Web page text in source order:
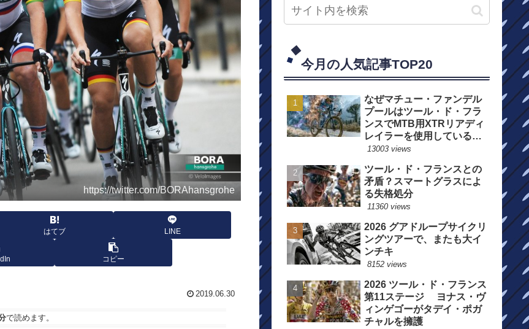
https://twitter.com/BORAhansgrohe
はてブ LINE
コピー
2019.06.30
で読めます。
今月の人気記事TOP20
なぜマチュー・ファンデル
プールはツール・ド・フラ
ンスでMTB用XTRリアディ
レイラーを使用しているの
か？
13003 views
ツール・ド・フランスとの
矛盾？スマートグラスによ
る失格処分
11360 views
2026 グアドループサイクリ
ングツアーで、またも大イ
ンチキ
8152 views
2026 ツール・ド・フランス
第11ステージ ヨナス・ヴ
ィンゲゴーがタデイ・ポガ
チャルを擁護